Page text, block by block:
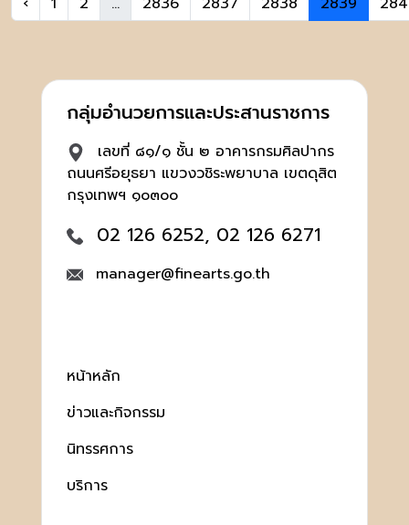
กลุ่มอำนวยการและประสานราชการ
เลขที่ ๘๑/๑ ชั้น ๒ อาคารกรมศิลปากร
ถนนศรีอยุธยา แขวงวชิระพยาบาล เขตดุสิต
กรุงเทพฯ ๑๐๓๐๐
02 126 6252, 02 126 6271
manager@finearts.go.th
หน้าหลัก
ข่าวและกิจกรรม
นิทรรศการ
บริการ